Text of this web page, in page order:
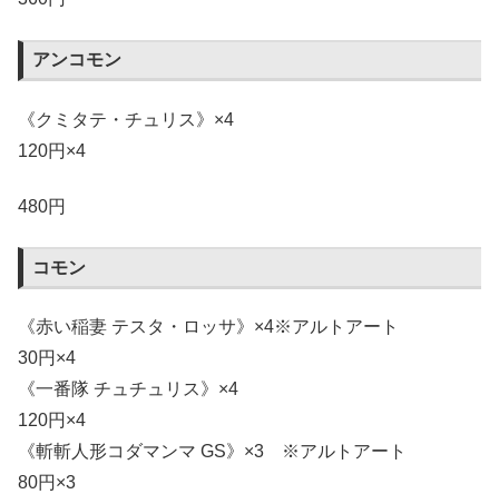
アンコモン
《クミタテ・チュリス》×4
120円×4
480円
コモン
《赤い稲妻 テスタ・ロッサ》×4※アルトアート
30円×4
《一番隊 チュチュリス》×4
120円×4
《斬斬人形コダマンマ GS》×3 ※アルトアート
80円×3